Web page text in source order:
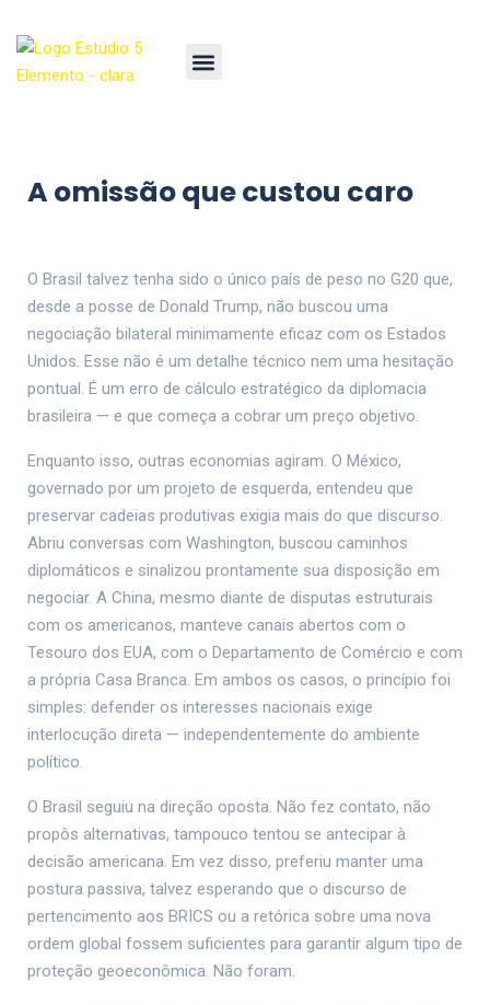
A omissão que custou caro
O Brasil talvez tenha sido o único país de peso no G20 que,
desde a posse de Donald Trump, não buscou uma
negociação bilateral minimamente eficaz com os Estados
Unidos. Esse não é um detalhe técnico nem uma hesitação
pontual. É um erro de cálculo estratégico da diplomacia
brasileira — e que começa a cobrar um preço objetivo.
Enquanto isso, outras economias agiram. O México,
governado por um projeto de esquerda, entendeu que
preservar cadeias produtivas exigia mais do que discurso.
Abriu conversas com Washington, buscou caminhos
diplomáticos e sinalizou prontamente sua disposição em
negociar. A China, mesmo diante de disputas estruturais
com os americanos, manteve canais abertos com o
Tesouro dos EUA, com o Departamento de Comércio e com
a própria Casa Branca. Em ambos os casos, o princípio foi
simples: defender os interesses nacionais exige
interlocução direta — independentemente do ambiente
político.
O Brasil seguiu na direção oposta. Não fez contato, não
propôs alternativas, tampouco tentou se antecipar à
decisão americana. Em vez disso, preferiu manter uma
postura passiva, talvez esperando que o discurso de
pertencimento aos BRICS ou a retórica sobre uma nova
ordem global fossem suficientes para garantir algum tipo de
proteção geoeconômica. Não foram.